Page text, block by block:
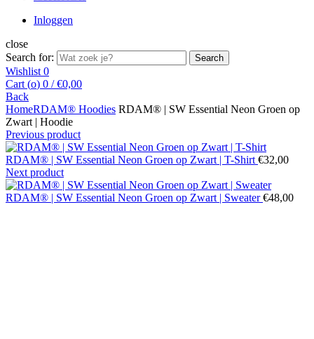
Inloggen
close
Search for:
Search
Wishlist 0
Cart (o) 0 / €0,00
Back
HomeRDAM® Hoodies RDAM® | SW Essential Neon Groen op
Zwart | Hoodie
Previous product
RDAM® | SW Essential Neon Groen op Zwart | T-Shirt €32,00
Next product
RDAM® | SW Essential Neon Groen op Zwart | Sweater€48,00